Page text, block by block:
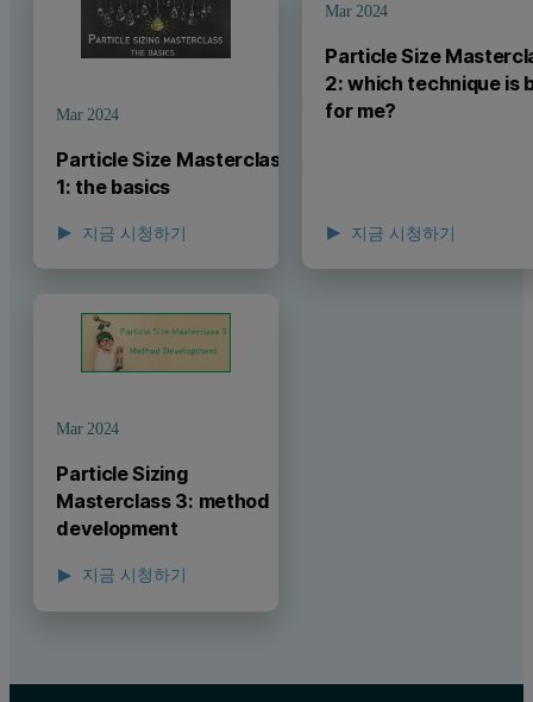
Mar 2024
Particle Size Masterclass
1: the basics
지금 시청하기
Mar 2024
Particle Size
2: which technique is
for me?
지금 시청하기
Mar 2024
Particle Sizing
Masterclass 3: method
development
지금 시청하기